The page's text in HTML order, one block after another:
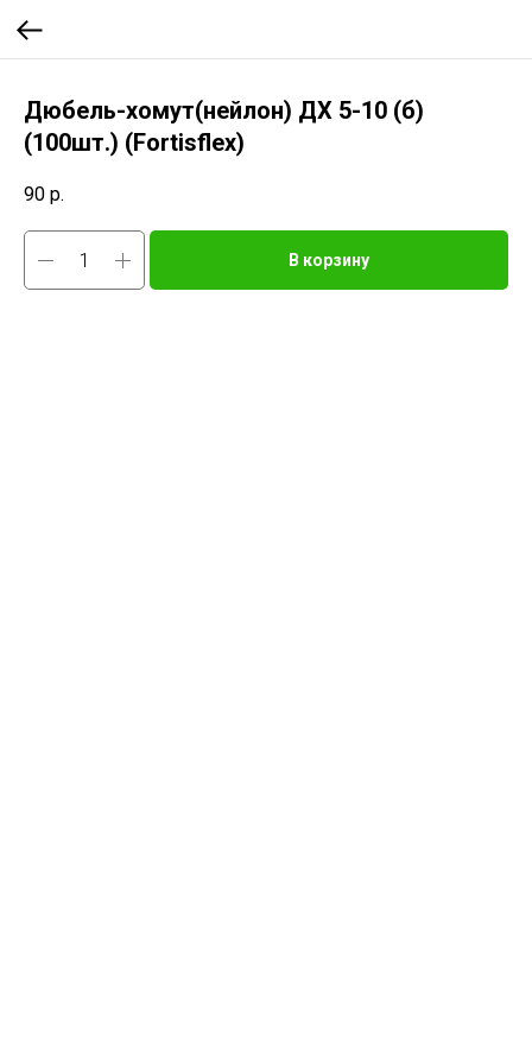
Дюбель-хомут(нейлон) ДХ 5-10 (б)
(100шт.) (Fortisflex)
90 р.
В корзину